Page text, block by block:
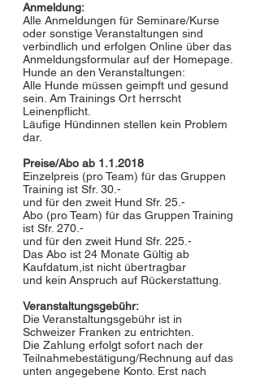
Anmeldung:
Alle Anmeldungen für Seminare/Kurse
oder sonstige Veranstaltungen sind
verbindlich und erfolgen Online über das
Anmeldungsformular auf der Homepage.
Hunde an den Veranstaltungen:
Alle Hunde müssen geimpft und gesund
sein. Am Trainings Ort herrscht
Leinenpflicht.
Läufige Hündinnen stellen kein Problem
dar.
Preise/Abo ab 1.1.2018
Einzelpreis (pro Team) für das Gruppen
Training ist Sfr. 30.-
und für den zweit Hund Sfr. 25.-
Abo (pro Team) für das Gruppen Training
ist Sfr. 270.-
und für den zweit Hund Sfr. 225.-
Das Abo ist 24 Monate Gültig ab
Kaufdatum,ist nicht übertragbar
und kein Anspruch auf Rückerstattung.
Veranstaltungsgebühr:
Die Veranstaltungsgebühr ist in
Schweizer Franken zu entrichten.
Die Zahlung erfolgt sofort nach der
Teilnahmebestätigung/Rechnung auf das
unten angegebene Konto. Erst nach